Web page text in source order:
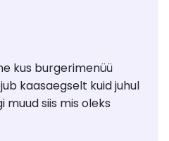
kus burgerimenüü
kaasaegselt kuid juhul
muud siis mis oleks